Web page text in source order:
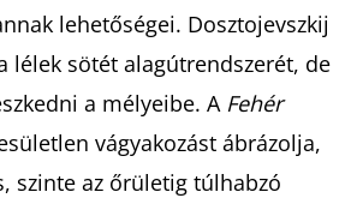
lehetőségei. Dosztojevszkij
lélek sötét alagútrendszerét, de
a mélyeibe. A Fehér
vágyakozást ábrázolja,
szinte az őrületig túlhabzó